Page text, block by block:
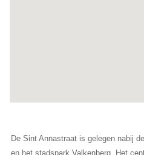
De Sint Annastraat is gelegen nabij
en het stadspark Valkenberg. Het